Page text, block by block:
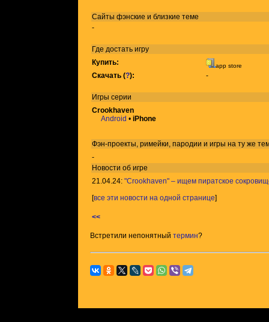
Сайты фэнские и близкие теме
-
Где достать игру
Купить:
app store
Скачать (?): -
Игры серии
Crookhaven
Android • iPhone
Фэн-проекты, римейки, пародии и игры на ту же
-
Новости об игре
21.04.24: "Crookhaven" – ищем пиратское
[все эти новости на одной странице]
<<
Встретили непонятный термин?